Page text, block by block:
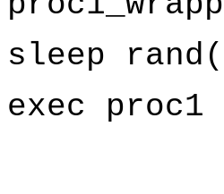
sleep
exec